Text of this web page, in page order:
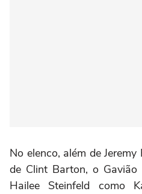
No elenco, além de
de Clint Barton, o
Hailee Steinfeld como